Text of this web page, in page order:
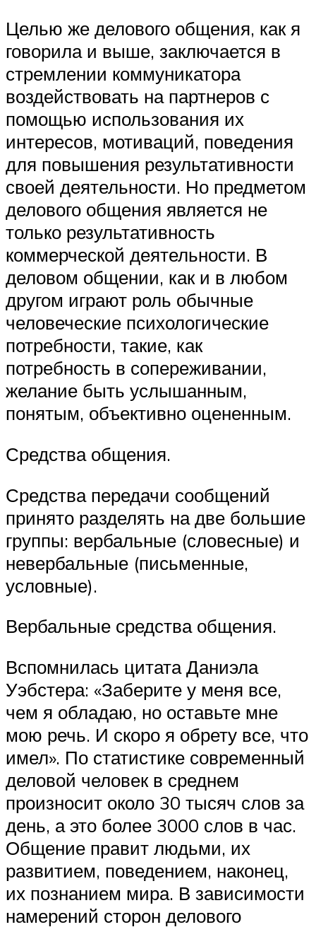
Целью же делового общения, как я
говорила и выше, заключается в
стремлении коммуникатора
воздействовать на партнеров с
помощью использования их
интересов, мотиваций, поведения
для повышения результативности
своей деятельности. Но предметом
делового общения является не
только результативность
коммерческой деятельности. В
деловом общении, как и в любом
другом играют роль обычные
человеческие психологические
потребности, такие, как
потребность в сопереживании,
желание быть услышанным,
понятым, объективно оцененным.
Средства общения.
Средства передачи сообщений
принято разделять на две большие
группы: вербальные (словесные) и
невербальные (письменные,
условные).
Вербальные средства общения.
Вспомнилась цитата Даниэла
Уэбстера: «Заберите у меня все,
чем я обладаю, но оставьте мне
мою речь. И скоро я обрету все, что
имел». По статистике современный
деловой человек в среднем
произносит около 30 тысяч слов за
день, а это более 3000 слов в час.
Общение правит людьми, их
развитием, поведением, наконец,
их познанием мира. В зависимости
намерений сторон делового